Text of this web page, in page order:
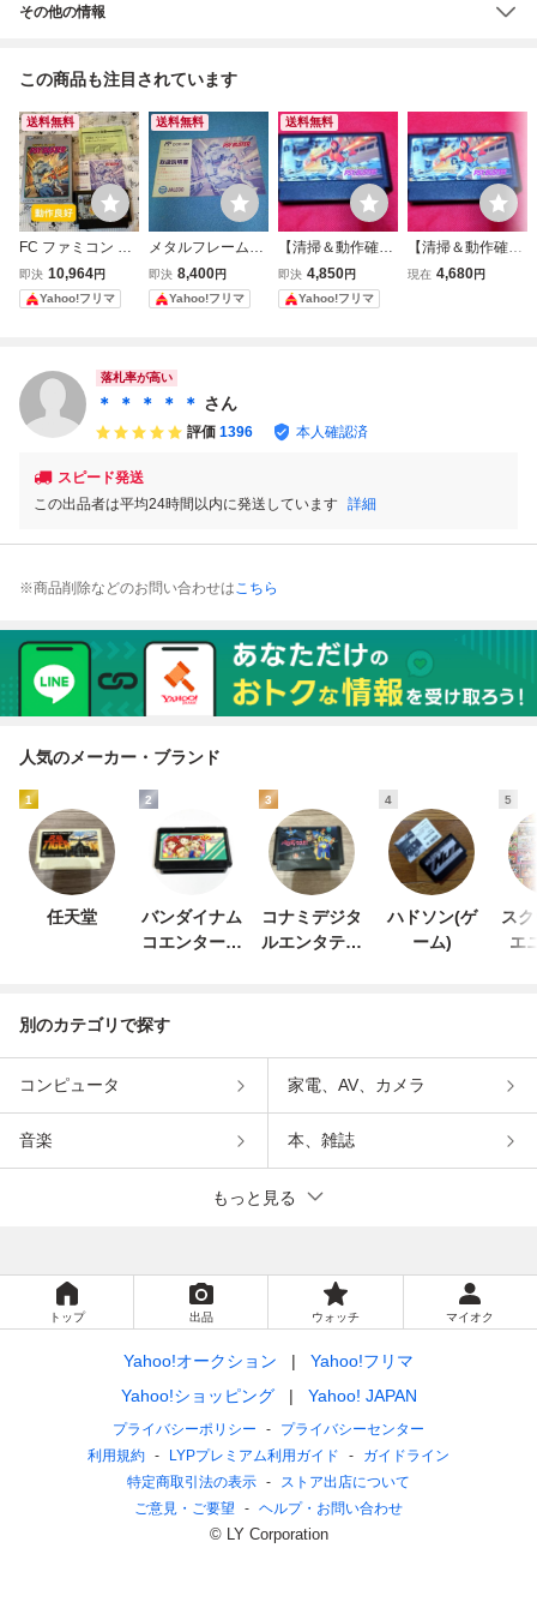
その他の情報
この商品も注目されています
送料無料
FC ファミコン メ
タルフレームサイ
バスター
即決 10,964円
Yahoo!フリマ
送料無料
メタルフレームサ
イバスター META
L FLAME PSY BU
STER/ファミコン
即決 8,400円
Yahoo!フリマ
送料無料
【清掃＆動作確認
済】FC ファミコ
ン『メタルフレー
ム サイバスター』
即決 4,850円
Yahoo!フリマ
【清掃＆動作確認
済】FC ファミコ
現在 4,680円
落札率が高い
＊ ＊ ＊ ＊ ＊ さん
評価 1396 本人確認済
スピード発送
この出品者は平均24時間以内に発送しています 詳細
※商品削除などのお問い合わせはこちら
人気のメーカー・ブランド
1
任天堂
2
バンダイナム
コエンターテ
3
コナミデジタ
ルエンタテイ
4
ハドソン(ゲ
ーム)
5
ス
エ
別のカテゴリで探す
コンピュータ 家電、AV、カメラ
音楽 本、雑誌
もっと見る
トップ 出品 ウォッチ マイオク
Yahoo!オークション
Yahoo!フリマ
Yahoo!ショッピング
Yahoo! JAPAN
プライバシーポリシー
プライバシーセンター
利用規約
LYPプレミアム利用ガイド
ガイドライン
特定商取引法の表示
ストア出店について
ご意見・ご要望
ヘルプ・お問い合わせ
© LY Corporation